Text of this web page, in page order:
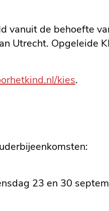
vanuit de behoefte
Utrecht. Opgeleide
kies.
23 en 30